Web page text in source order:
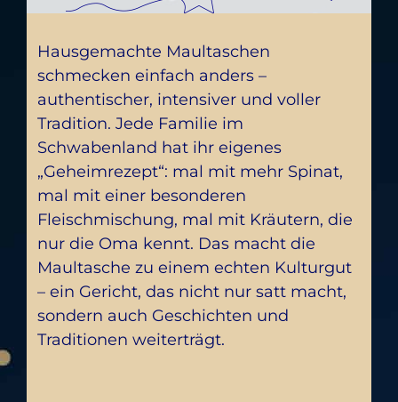
Hausgemachte Maultaschen
schmecken einfach anders –
authentischer, intensiver und voller
Tradition. Jede Familie im
Schwabenland hat ihr eigenes
„Geheimrezept“: mal mit mehr Spinat,
mal mit einer besonderen
Fleischmischung, mal mit Kräutern, die
nur die Oma kennt. Das macht die
Maultasche zu einem echten Kulturgut
– ein Gericht, das nicht nur satt macht,
sondern auch Geschichten und
Traditionen weiterträgt.